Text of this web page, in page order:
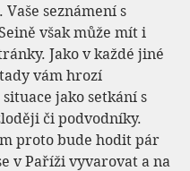
seznámení s
však může mít i
Jako v každé jiné
vám hrozí
jako setkání s
či podvodníky.
proto bude hodit pár
v Paříži vyvarovat a na